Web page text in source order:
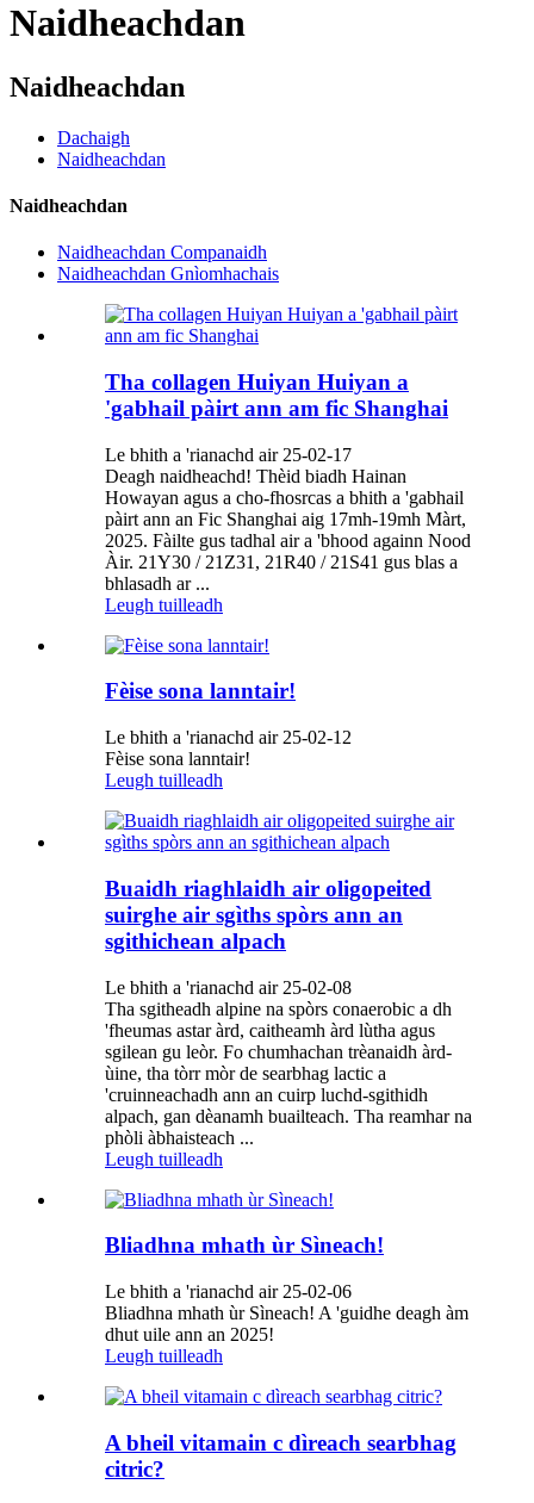
Naidheachdan
Naidheachdan
Dachaigh
Naidheachdan
Naidheachdan
Naidheachdan Companaidh
Naidheachdan Gnìomhachais
Tha collagen Huiyan Huiyan a
'gabhail pàirt ann am fic Shanghai
Le bhith a 'rianachd air 25-02-17
Deagh naidheachd! Thèid biadh Hainan
Howayan agus a cho-fhosrcas a bhith a 'gabhail
pàirt ann an Fic Shanghai aig 17mh-19mh Màrt,
2025. Fàilte gus tadhal air a 'bhood againn Nood
Àir. 21Y30 / 21Z31, 21R40 / 21S41 gus blas a
bhlasadh ar ...
Leugh tuilleadh
Fèise sona lanntair!
Le bhith a 'rianachd air 25-02-12
Fèise sona lanntair!
Leugh tuilleadh
Buaidh riaghlaidh air oligopeited
suirghe air sgìths spòrs ann an
sgithichean alpach
Le bhith a 'rianachd air 25-02-08
Tha sgitheadh ​​alpine na spòrs conaerobic a dh
'fheumas astar àrd, caitheamh àrd lùtha agus
sgilean gu leòr. Fo chumhachan trèanaidh àrd-
ùine, tha tòrr mòr de searbhag lactic a
'cruinneachadh ann an cuirp luchd-sgithidh
alpach, gan dèanamh buailteach. Tha reamhar na
phòli àbhaisteach ...
Leugh tuilleadh
Bliadhna mhath ùr Sìneach!
Le bhith a 'rianachd air 25-02-06
Bliadhna mhath ùr Sìneach! A 'guidhe deagh àm
dhut uile ann an 2025!
Leugh tuilleadh
A bheil vitamain c dìreach searbhag
citric?